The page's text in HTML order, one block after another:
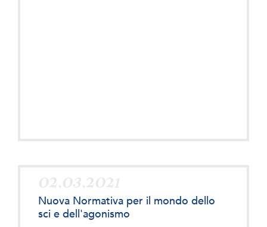
Nuova Normativa per il mondo dello
sci e dell'agonismo